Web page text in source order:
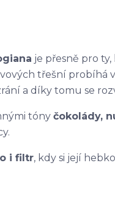
je přesně pro
třešní probíhá
a díky tomu se
tóny čokolády,
i filtr, kdy si její